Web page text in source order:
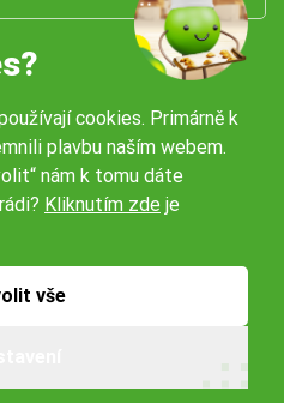
cookies. Primárně k
plavbu naším webem.
nám k tomu dáte
Kliknutím zde je
vše